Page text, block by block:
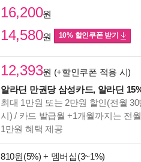
종이책의
입니다.
16,200원
14,580원 10% 할인쿠폰 받기
12,393원 (+할인쿠폰 적용 시)
알라딘 만권당 삼성카드, 알라딘
최대 1만원 또는 2만원 할인(전월
시) / 카드 발급월 +1개월까지는 전
1만원 혜택 제공
810원(5%) + 멤버십(3~1%)